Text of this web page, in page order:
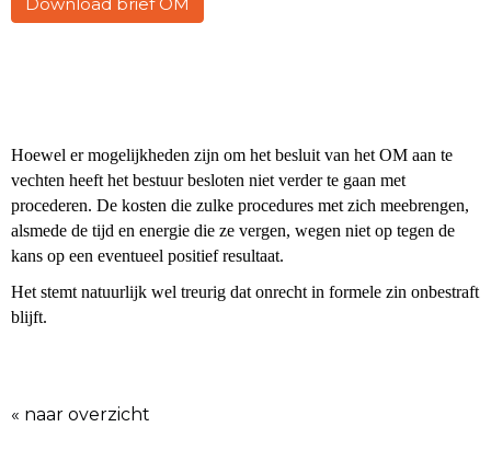
Hoewel er mogelijkheden zijn om het besluit van het OM aan te
vechten heeft het bestuur besloten niet verder te gaan met
procederen. De kosten die zulke procedures met zich meebrengen,
alsmede de tijd en energie die ze vergen, wegen niet op tegen de
kans op een eventueel positief resultaat.
Het stemt natuurlijk wel treurig dat onrecht in formele zin onbestraft
blijft.
« naar overzicht